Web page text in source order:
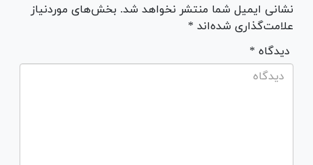
نشانی ایمیل شما منتشر نخواهد شد. بخش‌های موردنیاز
علامت‌گذاری شده‌اند *
* دیدگاه